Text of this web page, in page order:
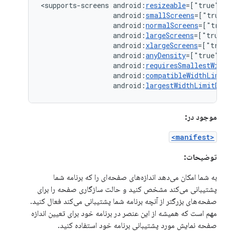
<supports-screens android: resizeable=["true"|
android:smallScreens
android:normalScreens
android: largeScreens
android: xlargeScreens
android:anyDensity=["true"
android:
android:
android: largestWidthLimitDp
موجود در:
<manifest>
توضیحات:
به شما امکان می‌دهد اندازه‌های صفحه‌ای را که برنامه شما
پشتیبانی می‌کند مشخص کنید و حالت سازگاری صفحه را برای
صفحه‌های بزرگتر از آنچه برنامه شما پشتیبانی می‌کند فعال کنید.
مهم است که همیشه از این عنصر در برنامه خود برای تعیین اندازه
صفحه نمایش مورد پشتیبانی برنامه خود استفاده کنید.